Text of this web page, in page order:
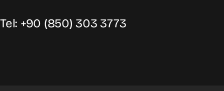
Tel: +90 (850) 303 3773